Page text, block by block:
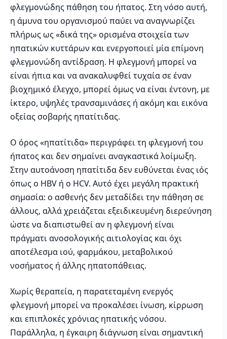
φλεγμονώδης πάθηση του ήπατος. Στη νόσο αυτή,
η άμυνα του οργανισμού παύει να αναγνωρίζει
πλήρως ως «δικά της» ορισμένα στοιχεία των
ηπατικών κυττάρων και ενεργοποιεί μία επίμονη
φλεγμονώδη αντίδραση. Η φλεγμονή μπορεί να
είναι ήπια και να ανακαλυφθεί τυχαία σε έναν
βιοχημικό έλεγχο, μπορεί όμως να είναι έντονη, με
ίκτερο, υψηλές τρανσαμινάσες ή ακόμη και εικόνα
οξείας σοβαρής ηπατίτιδας.
Ο όρος «ηπατίτιδα» περιγράφει τη φλεγμονή του
ήπατος και δεν σημαίνει αναγκαστικά λοίμωξη.
Στην αυτοάνοση ηπατίτιδα δεν ευθύνεται ένας ιός
όπως ο HBV ή ο HCV. Αυτό έχει μεγάλη πρακτική
σημασία: ο ασθενής δεν μεταδίδει την πάθηση σε
άλλους, αλλά χρειάζεται εξειδικευμένη διερεύνηση
ώστε να διαπιστωθεί αν η φλεγμονή είναι
πράγματι ανοσολογικής αιτιολογίας και όχι
αποτέλεσμα ιού, φαρμάκου, μεταβολικού
νοσήματος ή άλλης ηπατοπάθειας.
Χωρίς θεραπεία, η παρατεταμένη ενεργός
φλεγμονή μπορεί να προκαλέσει ίνωση, κίρρωση
και επιπλοκές χρόνιας ηπατικής νόσου.
Παράλληλα, η έγκαιρη διάγνωση είναι σημαντική